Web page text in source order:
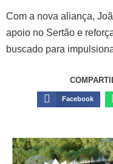
Com a nova aliança,
apoio no Sertão e
buscado para
Facebook